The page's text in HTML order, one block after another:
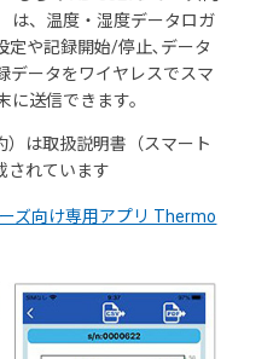
は、温度・湿度データロガ
定や記録開始/停止､データ
データをワイヤレスでスマ
送信できます。
）は取扱説明書（スマート
されています
ズ向け専用アプリ Thermo